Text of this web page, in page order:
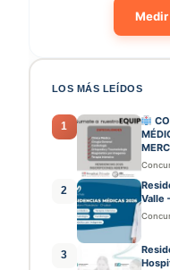
LOS MÁS LEÍDOS
1
2
Valle
3